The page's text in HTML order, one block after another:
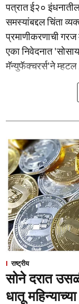
पत्रात ई२०
समस्यांबद्दल चिंता
प्रमाणीकरणाची
एका निवेदनात
मॅन्युफॅक्चरर्स'ने म्हटल ...
राष्ट्रीय
सोने दरात
धातू